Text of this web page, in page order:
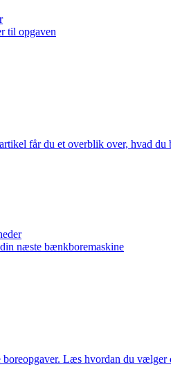
til opgaven
får du et overblik over, hvad
næste bænkboremaskine
Læs hvordan du